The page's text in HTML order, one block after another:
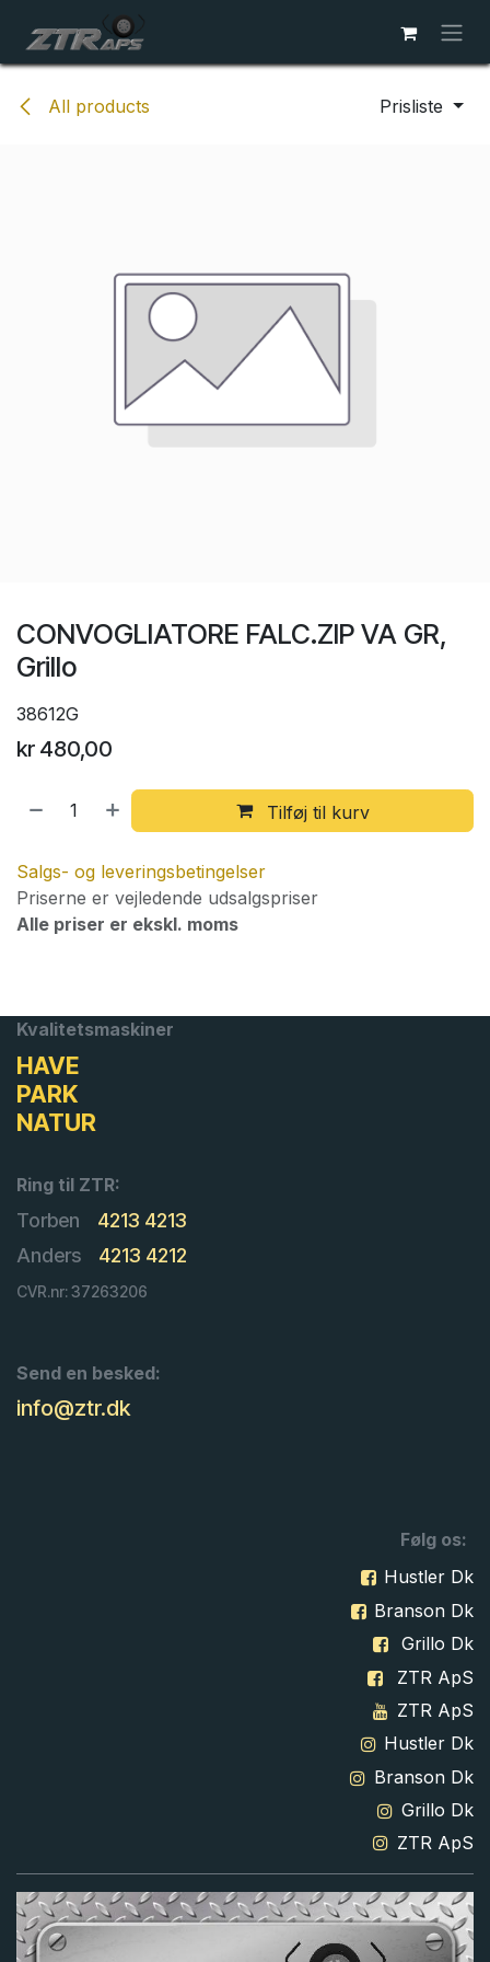
All products Prisliste
CONVOGLIATORE FALC.ZIP VA GR,
Grillo
38612G
kr 480,00
Tilføj til kurv
Salgs- og leveringsbetingelser
Priserne er vejledende udsalgspriser
Alle priser er ekskl. moms
Kvalitetsmaskiner
HAVE
PARK
NATUR
Ring til ZTR:
Torben
4213 4213
Anders
4213 4212
CVR.nr: 37263206
Send en besked:
info@ztr.dk
Følg os:
Hustler Dk
Branson Dk
Grillo Dk
ZTR ApS
ZTR ApS
Hustler Dk
Branson Dk
Grillo Dk
ZTR ApS